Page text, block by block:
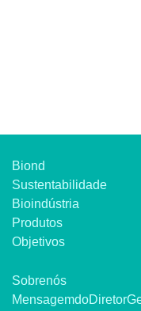
Biond
Sustentabilidade
Bioindústria
Produtos
Objetivos
Sobre nós
Mensagem do Diretor